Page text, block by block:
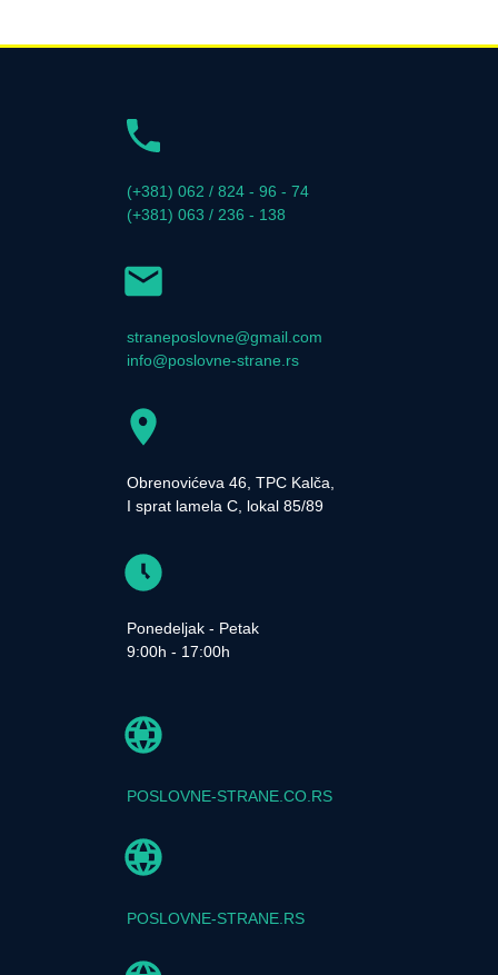
(+381) 062 / 824 - 96 - 74
(+381) 063 / 236 - 138
straneposlovne@gmail.com
info@poslovne-strane.rs
Obrenovićeva 46, TPC Kalča,
I sprat lamela C, lokal 85/89
Ponedeljak - Petak
9:00h - 17:00h
POSLOVNE-STRANE.CO.RS
POSLOVNE-STRANE.RS